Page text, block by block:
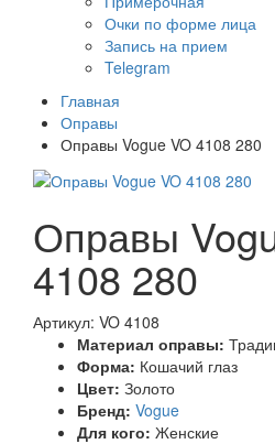
Очки по форме лица
Запись на прием
Telegram
Главная
Оправы
Оправы Vogue VO 4108 280
Оправы
4108 280
Артикул: VO 4108
Материал оправы:
Форма: Кошачий глаз
Цвет: Золото
Бренд: Vogue
Для кого: Женские